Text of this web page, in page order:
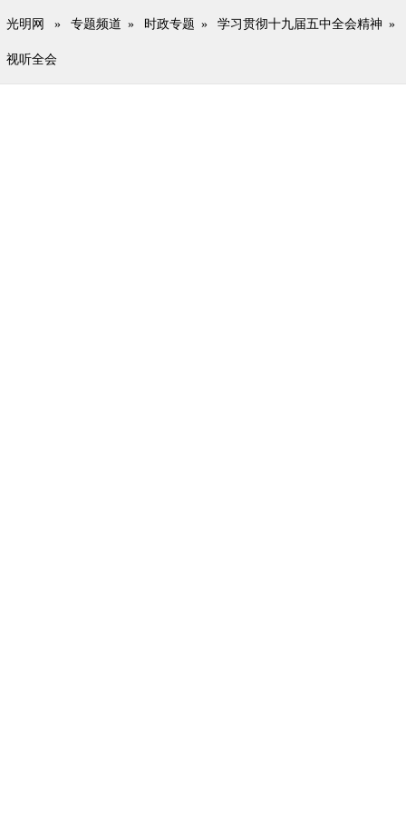
光明网 » 专题频道 » 时政专题 » 学习贯彻十九届五中全会精神 »
视听全会